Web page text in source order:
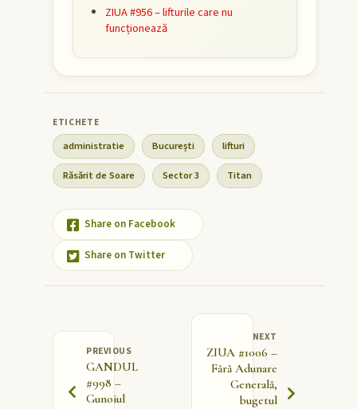
ZIUA #956 – lifturile care nu
funcționează
administratie București lifturi
Răsărit de Soare Sector 3 Titan
Share on Facebook
Share on Twitter
PREVIOUS
GANDUL
#998 –
Gunoiul
NEXT
ZIUA #1006 –
Fără Adunare
Generală,
bugetul